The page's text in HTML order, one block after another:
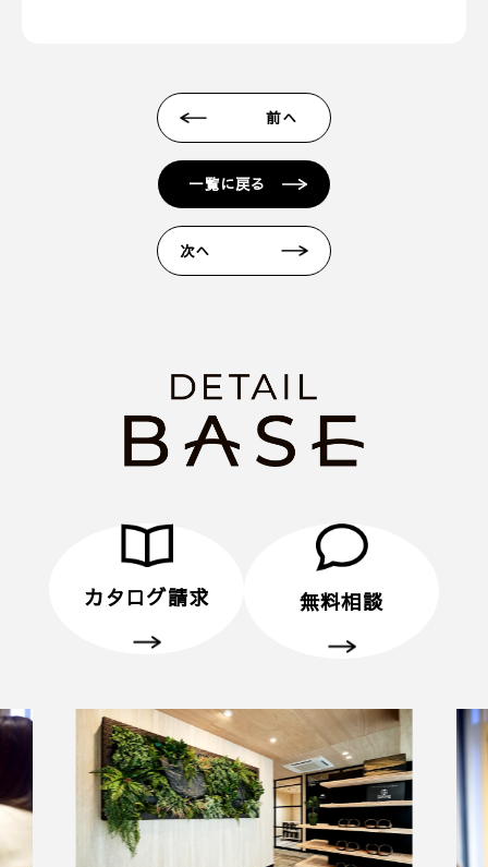
います。 ＊各キャリア、ご利用機種ごとの詳しい設
定方法等は各キャリアへお問い合わせください。
■ 来場予約からプレゼントまでの流れ
1. 当フォームからご予約いただきます。
2. 当日ご来場いただきます。
3. 弊社のアンケートにご記入いただきます。その際
■ その他、プレゼントに関する注意事項
・初めてディテールホームグループにご来場いただ
く方のみ対象とさせていだきます。
・プレゼントは、1名様（1家族様）1回限りとさせ
・未成年者様のみのご来場は対象外とさせていただ
■ 個人情報の取り扱いについて
・ご入力いただきました情報は「プライバシーポリ
」に従って取り扱われます。
前へ
一覧に戻る
次へ
カタログ請求 無料相談